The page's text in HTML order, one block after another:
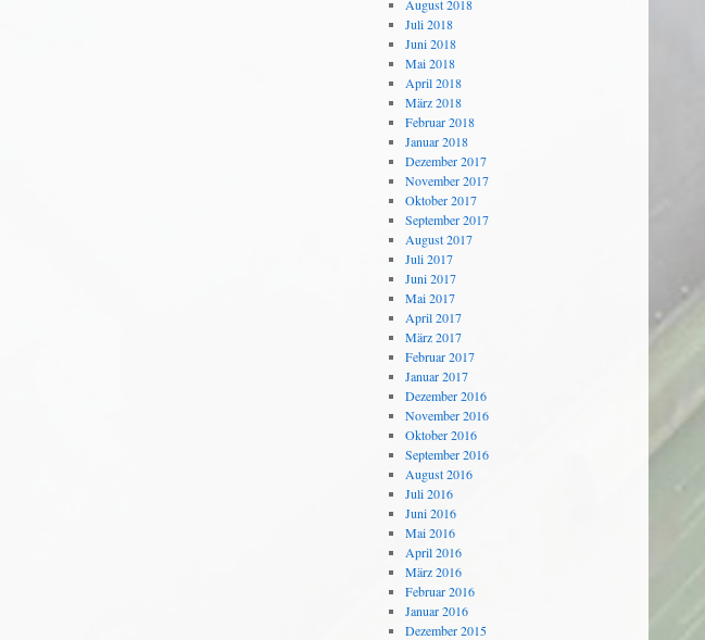
August 2018
Juli 2018
Juni 2018
Mai 2018
April 2018
März 2018
Februar 2018
Januar 2018
Dezember 2017
November 2017
Oktober 2017
September 2017
August 2017
Juli 2017
Juni 2017
Mai 2017
April 2017
März 2017
Februar 2017
Januar 2017
Dezember 2016
November 2016
Oktober 2016
September 2016
August 2016
Juli 2016
Juni 2016
Mai 2016
April 2016
März 2016
Februar 2016
Januar 2016
Dezember 2015